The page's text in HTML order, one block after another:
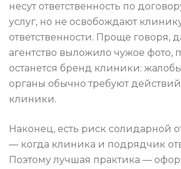
несут ответственность по
услуг, но не освобождают
ответственности. Проще говоря,
агентство выложило чужое фото,
останется бренд клиники:
органы обычно требуют
клиники.
Наконец, есть риск солидарной
— когда клиника и подрядчик
Поэтому лучшая практика —